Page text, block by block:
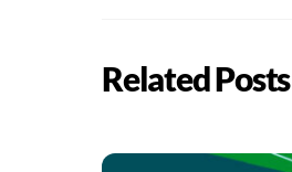
Related Posts